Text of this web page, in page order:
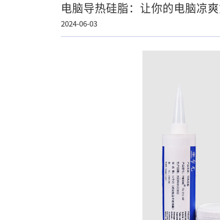
电脑导热硅脂：让你的电脑凉
2024-06-03